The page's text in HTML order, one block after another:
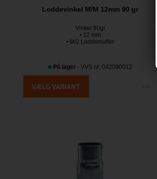
Loddevinkel M/M 12mm 90 gr
Vinkel 90gr
• 12 mm
• M/2 Loddemuffer
På lager - VVS nr: 042090012